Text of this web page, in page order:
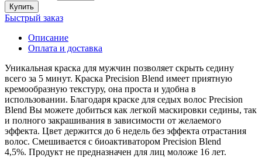
Купить
Быстрый заказ
Описание
Оплата и доставка
Уникальная краска для мужчин позволяет скрыть седину
всего за 5 минут. Краска Precision Blend имеет приятную
кремообразную текстуру, она проста и удобна в
использовании. Благодаря краске для седых волос Precision
Blend Вы можете добиться как легкой маскировки седины, так
и полного закрашивания в зависимости от желаемого
эффекта. Цвет держится до 6 недель без эффекта отрастания
волос. Смешивается с биоактиватором Precision Blend
4,5%. Продукт не предназначен для лиц моложе 16 лет.